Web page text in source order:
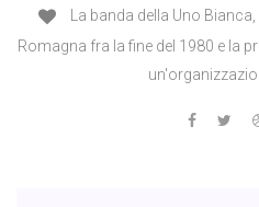
La banda della Uno
Romagna fra la fine del 1980 e la